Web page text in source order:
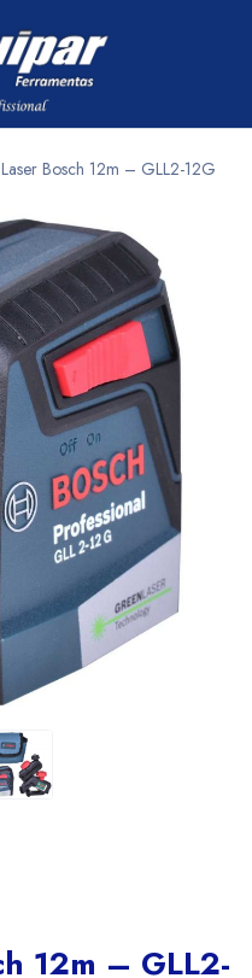
Bosch 12m – GLL2-12G
12m – GLL2-